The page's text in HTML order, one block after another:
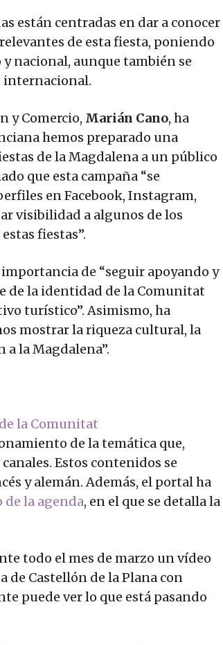
están centradas en dar a conocer
de esta fiesta, poniendo
nacional, aunque también se
internacional.
y Comercio, Marián Cano, ha
hemos preparado una
de la Magdalena a un público
que esta campaña “se
en Facebook, Instagram,
visibilidad a algunos de los
fiestas”.
de “seguir apoyando y
de la identidad de la Comunitat
turístico”. Asimismo, ha
mostrar la riqueza cultural, la
la Magdalena”.
la Comunitat
de la temática que,
Estos contenidos se
y alemán. Además, el portal ha
de la agenda, en el que se detalla la
todo el mes de marzo un vídeo
de Castellón de la Plana con
puede ver lo que está pasando